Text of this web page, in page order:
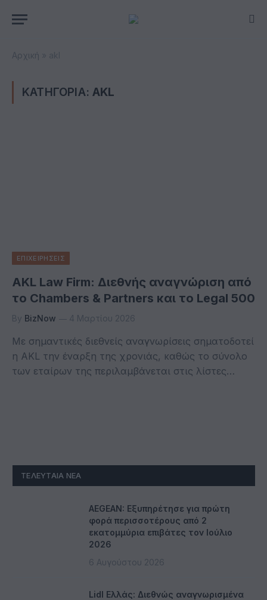
Αρχική
ΚΑΤΗΓΟΡΙΑ:AKL
ΕΠΙΧΕΙΡΗΣΕΙΣ
AKL Law Firm: Διεθνής αναγνώριση από
το Chambers & Partners και το Legal 500
By BizNow 4 Μαρτίου 2026
Με σημαντικές διεθνείς αναγνωρίσεις σηματοδοτεί
η AKL την έναρξη της χρονιάς, καθώς το σύνολο
των εταίρων της περιλαμβάνεται στις λίστες…
ΤΕΛΕΥΤΑΊΑ ΝΈΑ
AEGEAN: Εξυπηρέτησε για πρώτη
φορά περισσοτέρους από 2
εκατομμύρια επιβάτες τον Ιούλιο
2026
6 Αυγούστου 2026
Lidl Ελλάς: Διεθνώς αναγνωρισμένα